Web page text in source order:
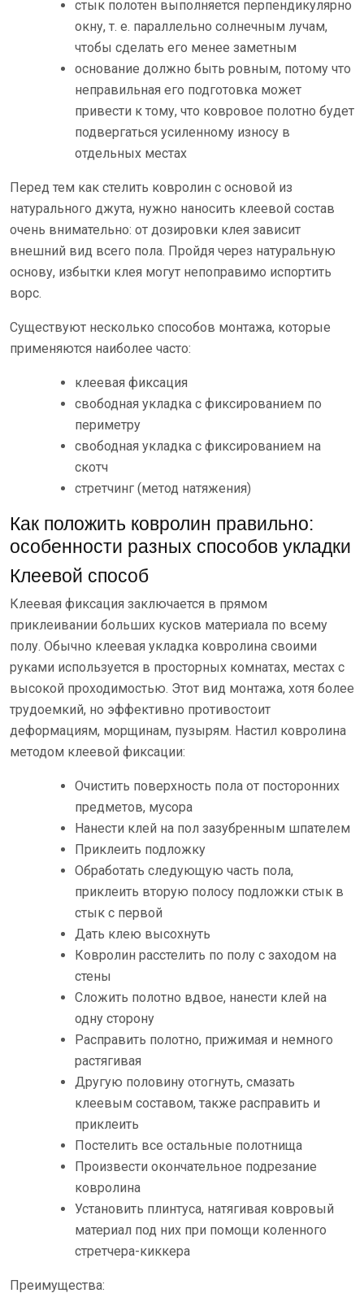
стык полотен выполняется перпендикулярно
окну, т. е. параллельно солнечным лучам,
чтобы сделать его менее заметным
основание должно быть ровным, потому что
неправильная его подготовка может
привести к тому, что ковровое полотно будет
подвергаться усиленному износу в
отдельных местах
Перед тем как стелить ковролин с осно­вой из
натурального джута, нужно наносить клеевой состав
очень внимательно: от дозировки клея зависит
внешний вид всего пола. Пройдя через натураль­ную
основу, избытки клея могут непоправимо испор­тить
ворс.
Существуют несколько способов монтажа, которые
применяются наиболее часто:
клеевая фиксация
свободная укладка с фиксированием по
периметру
свободная укладка с фиксированием на
скотч
стретчинг (метод натяжения)
Как положить ковролин правильно:
особенности разных способов укладки
Клеевой способ
Клеевая фиксация заключается в прямом
приклеивании больших кусков материала по всему
полу. Обычно клеевая укладка ковролина своими
руками используется в просторных комнатах, местах с
высокой проходимостью. Этот вид монтажа, хотя более
трудоемкий, но эффективно противостоит
деформациям, морщинам, пузырям. Настил ковролина
методом клеевой фиксации:
Очистить поверхность пола от посторонних
предметов, мусора
Нанести клей на пол зазубренным шпателем
Приклеить подложку
Обработать следующую часть пола,
приклеить вторую полосу подложки стык в
стык с первой
Дать клею высохнуть
Ковролин расстелить по полу с заходом на
стены
Сложить полотно вдвое, нанести клей на
одну сторону
Расправить полотно, прижимая и немного
растягивая
Другую половину отогнуть, смазать
клеевым составом, также расправить и
приклеить
Постелить все остальные полотнища
Произвести окончательное подрезание
ковролина
Установить плинтуса, натягивая ковровый
материал под них при помощи коленного
стретчера-киккера
Преимущества: